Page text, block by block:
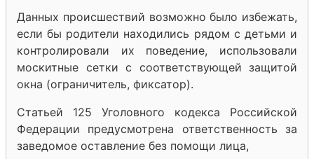
Данных происшествий возможно было избежать,
если бы родители находились рядом с детьми и
контролировали их поведение, использовали
москитные сетки с соответствующей защитой
окна (ограничитель, фиксатор).
Статьей 125 Уголовного кодекса Российской
Федерации предусмотрена ответственность за
заведомое оставление без помощи лица,